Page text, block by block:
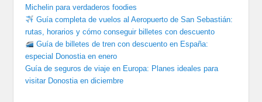
Michelin para verdaderos foodies
Guía completa de vuelos al Aeropuerto de San Sebastián:
rutas, horarios y cómo conseguir billetes con descuento
Guía de billetes de tren con descuento en España:
especial Donostia en enero
Guía de seguros de viaje en Europa: Planes ideales para
visitar Donostia en diciembre